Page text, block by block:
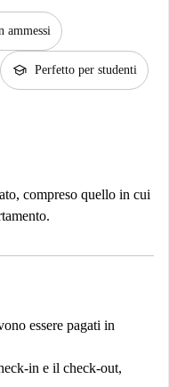
ammessi
school Perfetto per studenti
compreso quello in cui
essere pagati in
in e il check-out,